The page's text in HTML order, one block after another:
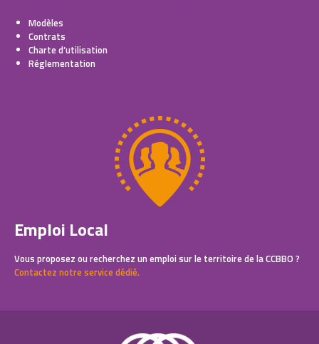
Modèles
Contrats
Charte d’utilisation
Réglementation
Emploi Local
Vous proposez ou recherchez un emploi sur le territoire de la CCBBO ?
Contactez notre service dédié.